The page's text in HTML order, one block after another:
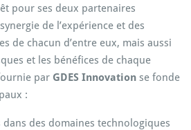
pour ses deux partenaires
de l’expérience et des
de chacun d’entre eux, mais aussi
et les bénéfices de chaque
par GDES Innovation se fonde
:
des domaines technologiques